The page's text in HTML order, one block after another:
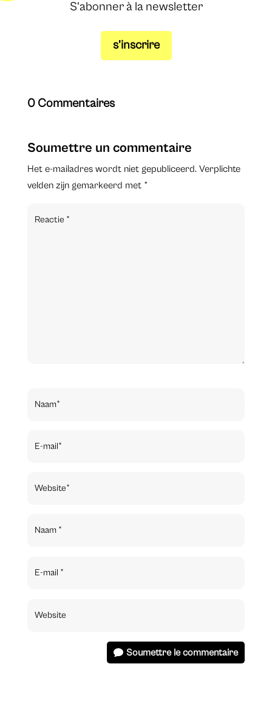
S’abonner à la newsletter
s’inscrire
0 Commentaires
Soumettre un commentaire
Het e-mailadres wordt niet gepubliceerd. Verplichte
velden zijn gemarkeerd met *
Soumettre le commentaire